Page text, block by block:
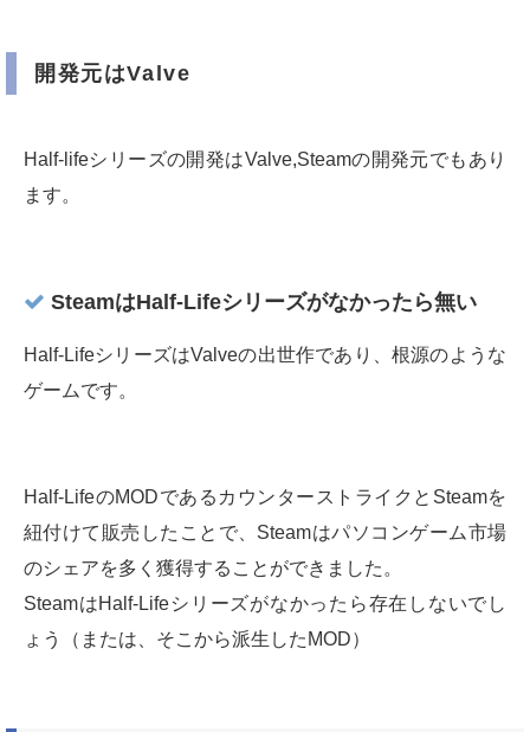
開発元はValve
Half-lifeシリーズの開発はValve,Steamの開発元でもあり
ます。
SteamはHalf-Lifeシリーズがなかったら無い
Half-LifeシリーズはValveの出世作であり、根源のような
ゲームです。
Half-LifeのMODであるカウンターストライクとSteamを
紐付けて販売したことで、Steamはパソコンゲーム市場
のシェアを多く獲得することができました。
SteamはHalf-Lifeシリーズがなかったら存在しないでし
ょう（または、そこから派生したMOD）